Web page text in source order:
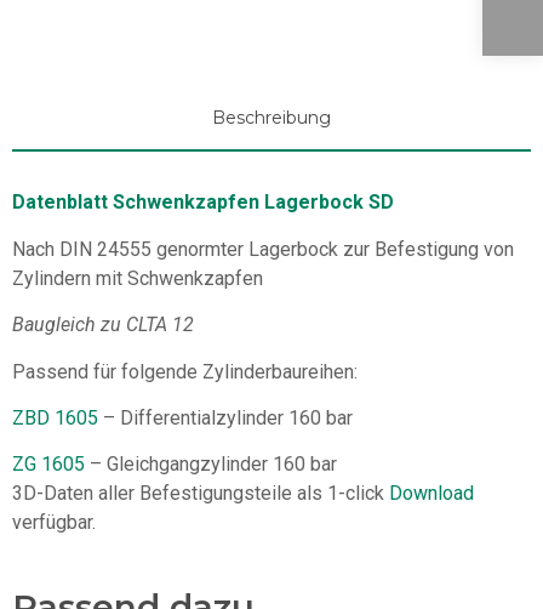
Beschreibung
Datenblatt Schwenkzapfen Lagerbock SD
Nach DIN 24555 genormter Lagerbock zur Befestigung von
Zylindern mit Schwenkzapfen
Baugleich zu CLTA 12
Passend für folgende Zylinderbaureihen:
ZBD 1605 – Differentialzylinder 160 bar
ZG 1605 – Gleichgangzylinder 160 bar
3D-Daten aller Befestigungsteile als 1-click Download
verfügbar.